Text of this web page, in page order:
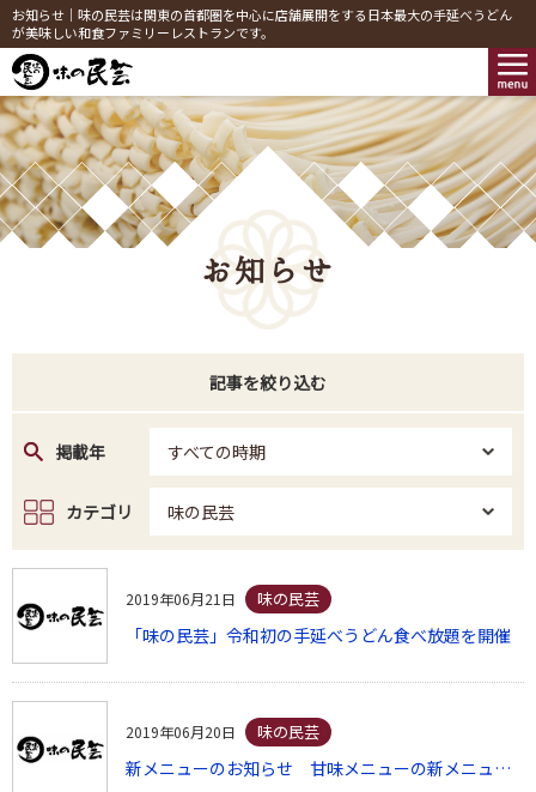
お知らせ｜味の民芸は関東の首都圏を中心に店舗展開をする日本最大の手延べうどん
が美味しい和食ファミリーレストランです。
お知らせ
記事を絞り込む
掲載年 すべての時期
カテゴリ 味の民芸
2019年06月21日 味の民芸
「味の民芸」令和初の手延べうどん食べ放題を開催
2019年06月20日 味の民芸
新メニューのお知らせ 甘味メニューの新メニュー「マンゴー」が販売開始